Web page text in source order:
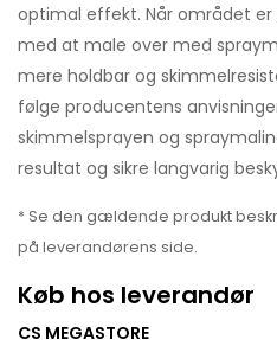
optimal effekt. Når området
med at male over med
mere holdbar og
følge producentens
skimmelsprayen og
resultat og sikre langvarig
* Se den gældende produkt
på leverandørens side.
Køb hos leverandør
CS MEGASTORE